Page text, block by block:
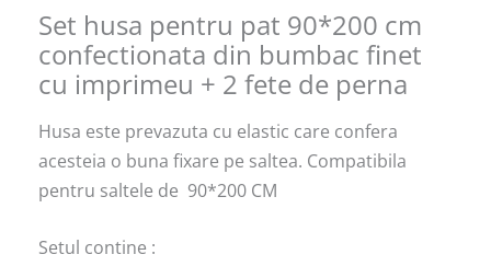
Set husa pentru pat 90*200 cm
confectionata din bumbac finet
cu imprimeu + 2 fete de perna
Husa este prevazuta cu elastic care confera
acesteia o buna fixare pe saltea. Compatibila
pentru saltele de 90*200 CM
Setul contine :